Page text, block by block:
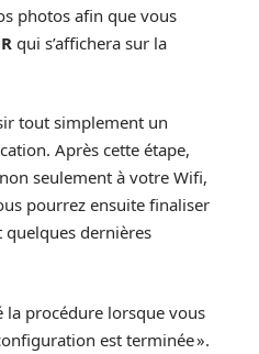
photos afin que vous
qui s’affichera sur la
tout simplement un
Après cette étape,
seulement à votre Wifi,
pourrez ensuite finaliser
quelques dernières
la procédure lorsque vous
est terminée ».